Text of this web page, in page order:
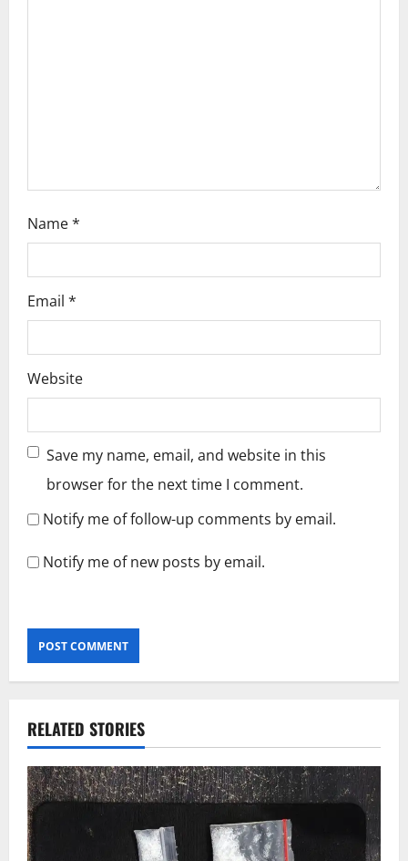
Name*
Email *
Website
Save my name, email, and website in this
browser for the next time I comment.
Notify me of follow-up comments by email.
Notify me of new posts by email.
RELATED STORIES